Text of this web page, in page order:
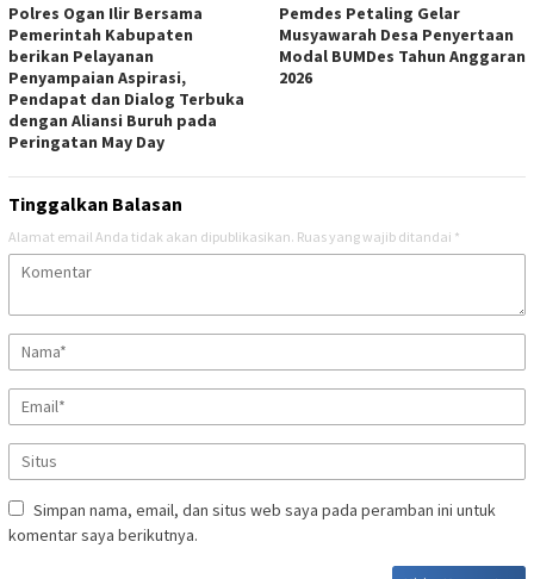
Polres Ogan Ilir Bersama
Pemerintah Kabupaten
berikan Pelayanan
Penyampaian Aspirasi,
Pendapat dan Dialog Terbuka
dengan Aliansi Buruh pada
Peringatan May Day
Pemdes Petaling Gelar
Musyawarah Desa Penyertaan
Modal BUMDes Tahun Anggaran
2026
Tinggalkan Balasan
Alamat email Anda tidak akan dipublikasikan. Ruas yang wajib ditandai *
Simpan nama, email, dan situs web saya pada peramban ini untuk
komentar saya berikutnya.